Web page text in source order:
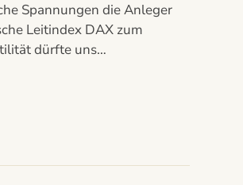
Spannungen die Anleger
Leitindex DAX zum
dürfte uns…